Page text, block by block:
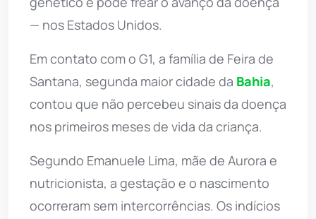
— nos Estados Unidos.
Em contato com o G1, a família de Feira de
Santana, segunda maior cidade da Bahia,
contou que não percebeu sinais da doença
nos primeiros meses de vida da criança.
Segundo Emanuele Lima, mãe de Aurora e
nutricionista, a gestação e o nascimento
ocorreram sem intercorrências. Os indícios